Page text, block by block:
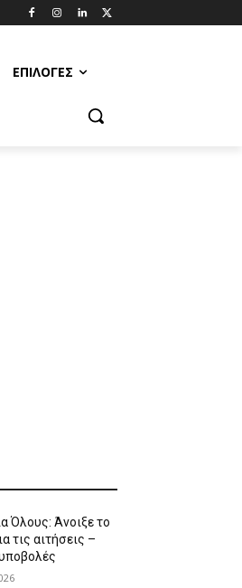
ΕΠΙΛΟΓΈΣ
Όλους: Άνοιξε το
τις αιτήσεις –